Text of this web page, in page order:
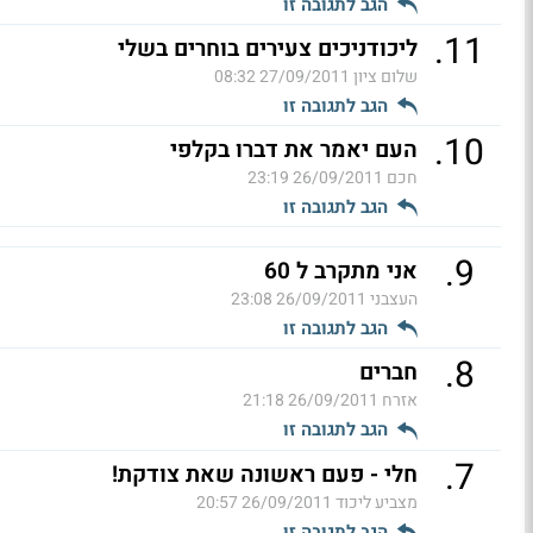
11
. ליכודניכים צעירים בוחרים בשלי
שלום ציון 27/09/2011 08:32
הגב לתגובה זו
10
. העם יאמר את דברו בקלפי
חכם 26/09/2011 23:19
הגב לתגובה זו
9
. אני מתקרב ל 60
העצבני 26/09/2011 23:08
הגב לתגובה זו
8
. חברים
אזרח 26/09/2011 21:18
הגב לתגובה זו
7
. חלי - פעם ראשונה שאת צודקת!
מצביע ליכוד 26/09/2011 20:57